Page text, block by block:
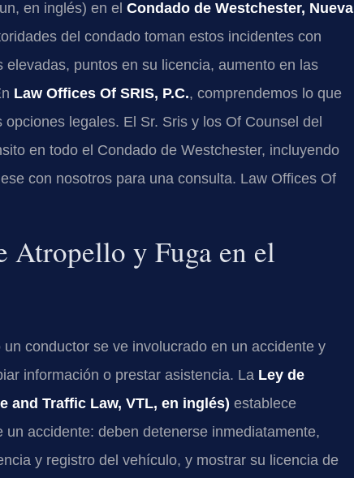
en inglés) en el Condado de Westchester, Nueva
del condado toman estos incidentes con
puntos en su licencia, aumento en las
Law Offices Of SRIS, P.C., comprendemos lo que
legales. El Sr. Sris y los Of Counsel del
en todo el Condado de Westchester, incluyendo
con nosotros para una consulta. Law Offices Of
Atropello y Fuga en el
conductor se ve involucrado en un accidente y
información o prestar asistencia. La Ley de
and Traffic Law, VTL, en inglés) establece
accidente: deben detenerse inmediatamente,
y registro del vehículo, y mostrar su licencia de